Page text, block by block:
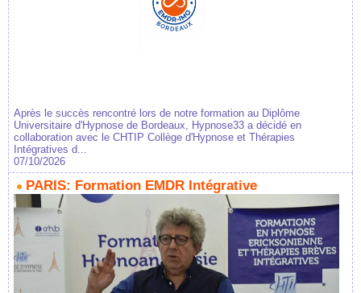
Après le succès rencontré lors de notre formation au Diplôme
Universitaire d'Hypnose de Bordeaux, Hypnose33 a décidé en
collaboration avec le CHTIP Collège d'Hypnose et Thérapies
Intégratives d...
07/10/2026
PARIS: Formation EMDR Intégrative